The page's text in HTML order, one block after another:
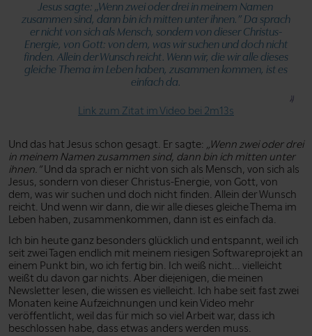
Jesus sagte:„Wenn zwei oder drei in meinem Namen
zusammen sind, dann bin ich mitten unter ihnen.”Da sprach
er nicht von sich als Mensch, sondern von dieser Christus-
Energie, von Gott: von dem, was wir suchen und doch nicht
finden. Allein der Wunsch reicht. Wenn wir, die wir alle dieses
gleiche Thema im Leben haben, zusammen kommen, ist es
einfach da.
Link zum Zitat im Video bei 2m13s
Und das hat Jesus schon gesagt. Er sagte: „Wenn zwei oder drei
in meinem Namen zusammen sind, dann bin ich mitten unter
ihnen.”Und da sprach er nicht von sich als Mensch, von sich als
Jesus, sondern von dieser Christus-Energie, von Gott, von
dem, was wir suchen und doch nicht finden. Allein der Wunsch
reicht. Und wenn wir dann, die wir alle dieses gleiche Thema im
Leben haben, zusammenkommen, dann ist es einfach da.
Ich bin heute ganz besonders glücklich und entspannt, weil ich
seit zwei Tagen endlich mit meinem riesigen Softwareprojekt an
einem Punkt bin, wo ich fertig bin. Ich weiß nicht... vielleicht
weißt du davon gar nichts. Aber diejenigen, die meinen
Newsletter lesen, die wissen es vielleicht. Ich habe seit fast zwei
Monaten keine Aufzeichnungen und kein Video mehr
veröffentlicht, weil das für mich so viel Arbeit war, dass ich
beschlossen habe, dass etwas anders werden muss.